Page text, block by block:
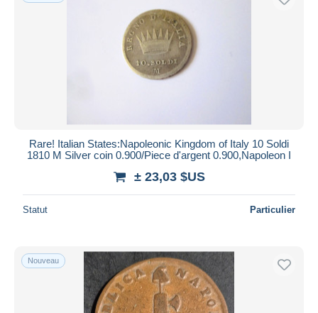
Rare! Italian States:Napoleonic Kingdom of Italy 10 Soldi
1810 M Silver coin 0.900/Piece d'argent 0.900,Napoleon I
± 23,03 $US
Statut Particulier
Nouveau